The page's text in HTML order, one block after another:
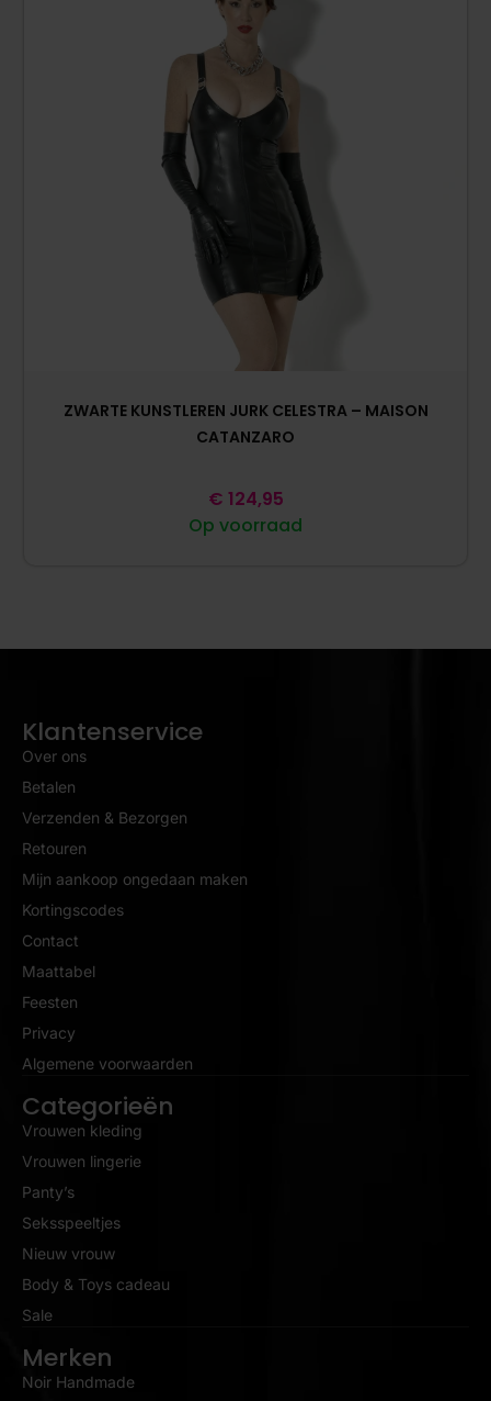
ZWARTE KUNSTLEREN JURK CELESTRA – MAISON
CATANZARO
Op voorraad
€ 124,95
Klantenservice
Over ons
Betalen
Verzenden & Bezorgen
Retouren
Mijn aankoop ongedaan maken
Kortingscodes
Contact
Maattabel
Feesten
Privacy
Algemene voorwaarden
Categorieën
Vrouwen kleding
Vrouwen lingerie
Panty’s
Seksspeeltjes
Nieuw vrouw
Body & Toys cadeau
Sale
Merken
Noir Handmade